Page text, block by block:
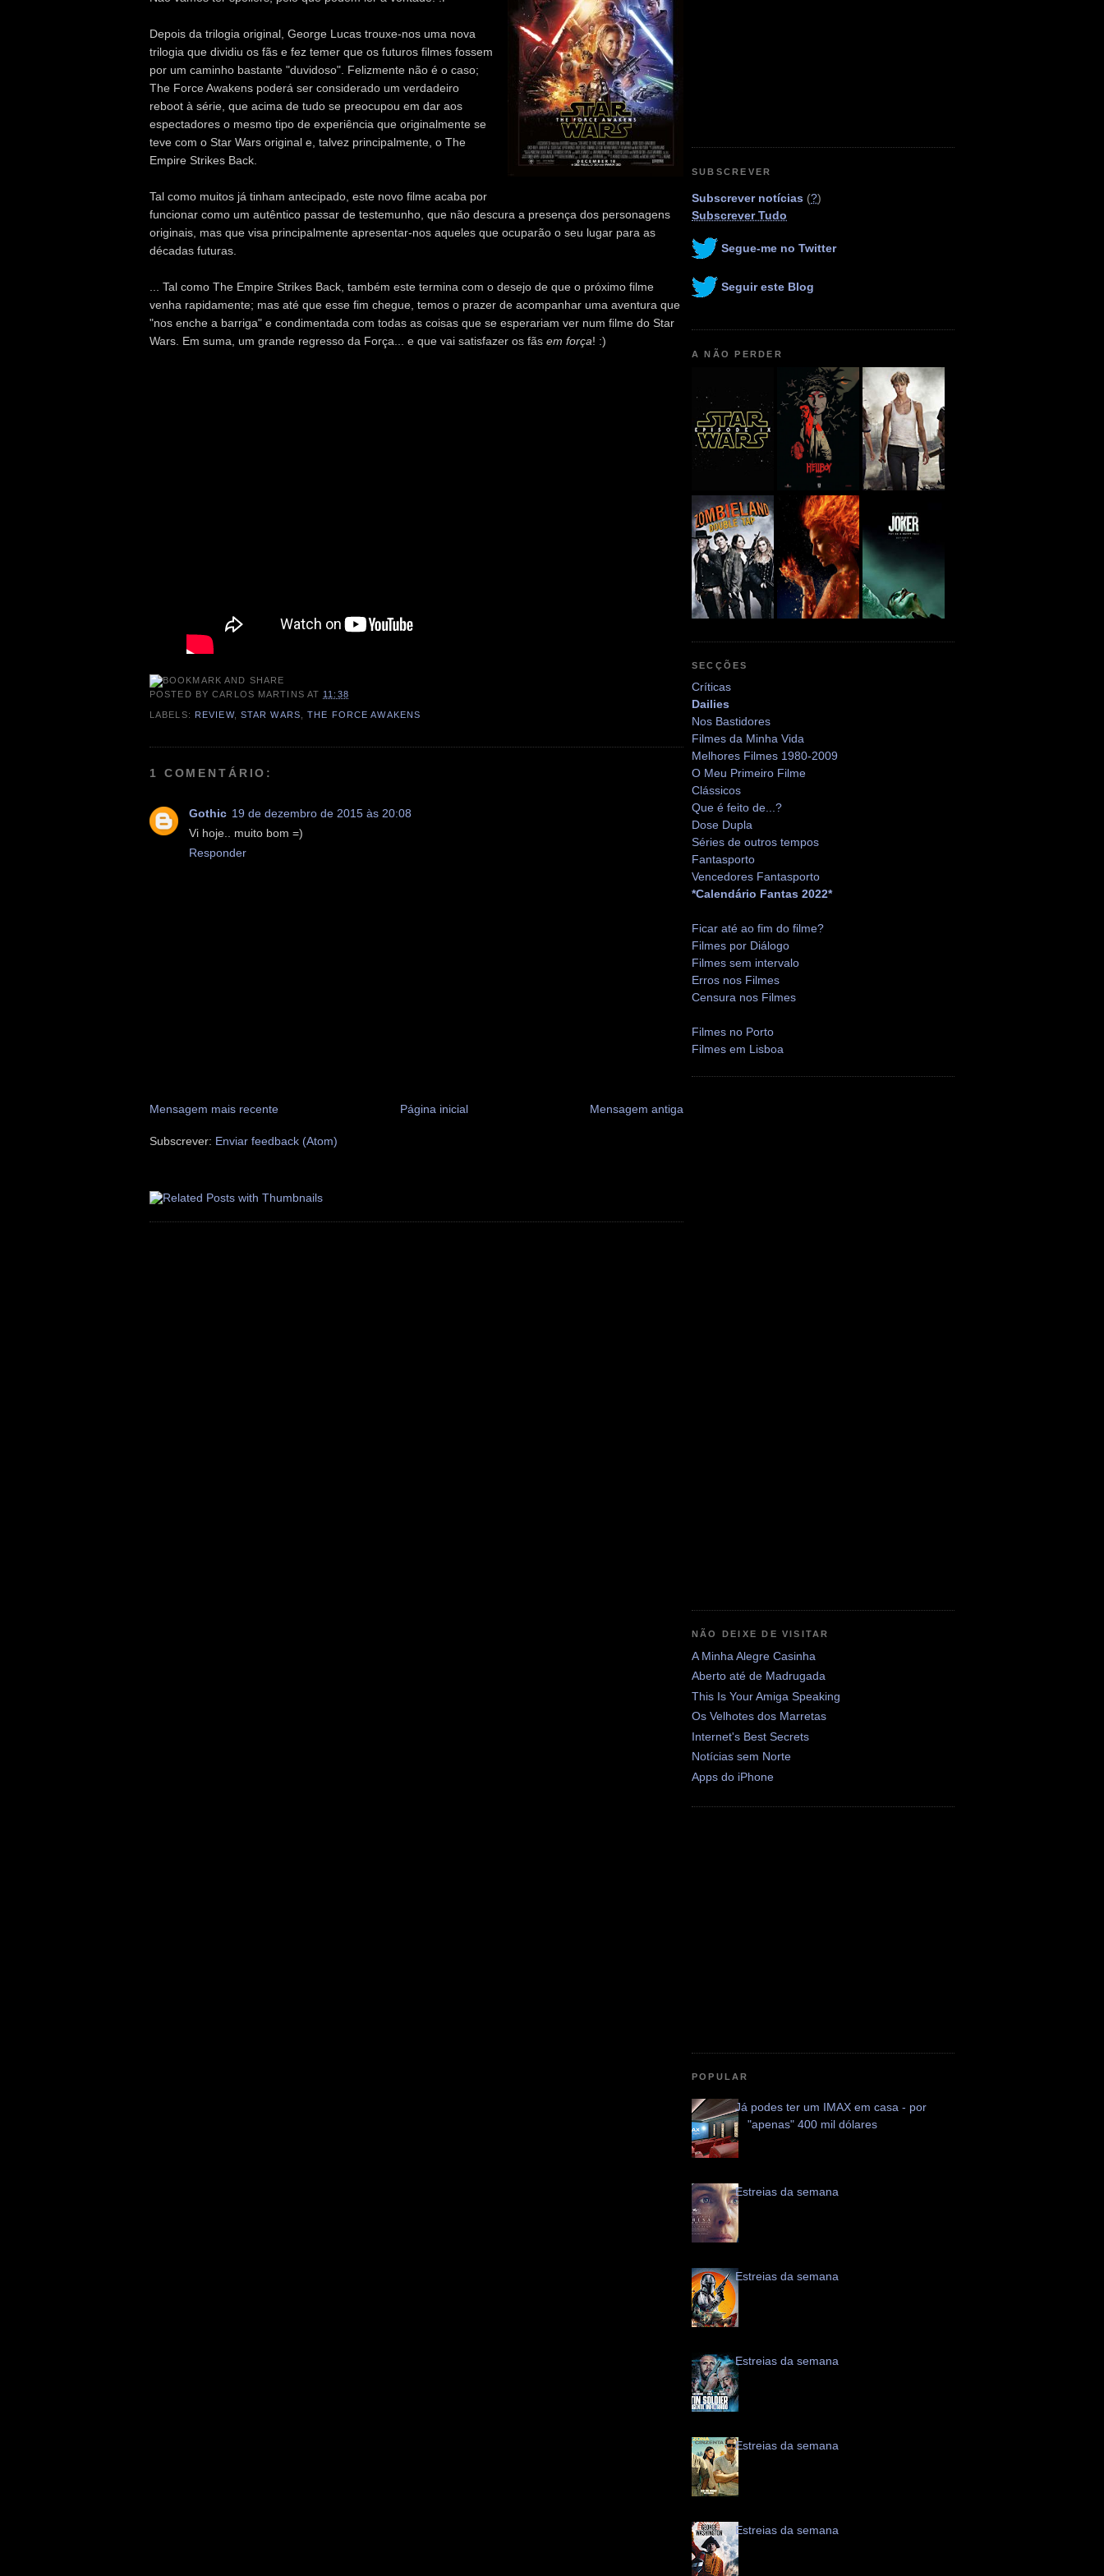
Depois da trilogia original, George Lucas trouxe-nos uma nova
trilogia que dividiu os fãs e fez temer que os futuros filmes fossem
por um caminho bastante "duvidoso". Felizmente não é o caso;
The Force Awakens poderá ser considerado um verdadeiro
reboot à série, que acima de tudo se preocupou em dar aos
espectadores o mesmo tipo de experiência que originalmente se
teve com o Star Wars original e, talvez principalmente, o The
Empire Strikes Back.
Tal como muitos já tinham antecipado, este novo filme acaba por
funcionar como um autêntico passar de testemunho, que não descura a presença dos personagens
originais, mas que visa principalmente apresentar-nos aqueles que ocuparão o seu lugar para as
décadas futuras.
... Tal como The Empire Strikes Back, também este termina com o desejo de que o próximo filme
venha rapidamente; mas até que esse fim chegue, temos o prazer de acompanhar uma aventura que
"nos enche a barriga" e condimentada com todas as coisas que se esperariam ver num filme do Star
Wars. Em suma, um grande regresso da Força... e que vai satisfazer os fãs em força! :)
POSTED BYCARLOS MARTINS AT 11:38
LABELS: REVIEW, STAR WARS ,THE FORCE AWAKENS
1 COMENTÁRIO:
Gothic 19 de dezembro de 2015 às 20:08
Vi hoje.. muito bom =)
Responder
Mensagem mais recente Mensagem antiga
Página inicial
Subscrever: Enviar feedback (Atom)
SUBSCREVER
Subscrever notícias (?)
Subscrever Tudo
Segue-me no Twitter
Seguir este Blog
A NÃO PERDER
SECÇÕES
Críticas
Dailies
Nos Bastidores
Filmes da Minha Vida
Melhores Filmes 1980-2009
O Meu Primeiro Filme
Clássicos
Que é feito de...?
Dose Dupla
Séries de outros tempos
Fantasporto
Vencedores Fantasporto
*Calendário Fantas 2022*
Ficar até ao fim do filme?
Filmes por Diálogo
Filmes sem intervalo
Erros nos Filmes
Censura nos Filmes
Filmes no Porto
Filmes em Lisboa
NÃO DEIXE DE VISITAR
A Minha Alegre Casinha
Aberto até de Madrugada
This Is Your Amiga Speaking
Os Velhotes dos Marretas
Internet's Best Secrets
Notícias sem Norte
Apps do iPhone
POPULAR
Já podes ter um IMAX em casa - por
"apenas" 400 mil dólares
Estreias da semana
Estreias da semana
Estreias da semana
Estreias da semana
Estreias da semana